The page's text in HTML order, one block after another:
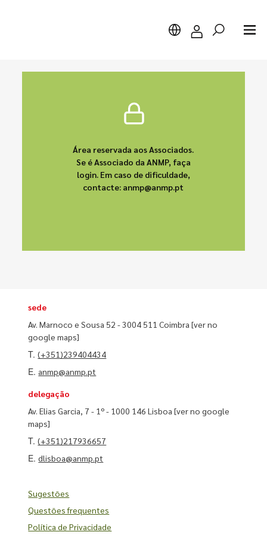
Área reservada aos Associados.
Se é Associado da ANMP, faça
login. Em caso de dificuldade,
contacte: anmp@anmp.pt
sede
Av. Marnoco e Sousa 52 - 3004 511 Coimbra[ver no
google maps]
T.(+351)239404434
E. anmp@anmp.pt
delegação
Av. Elias Garcia, 7 - 1º - 1000 146 Lisboa[ver no google
maps]
T.(+351)217936657
E.dlisboa@anmp.pt
Sugestões
Questões frequentes
Política de Privacidade